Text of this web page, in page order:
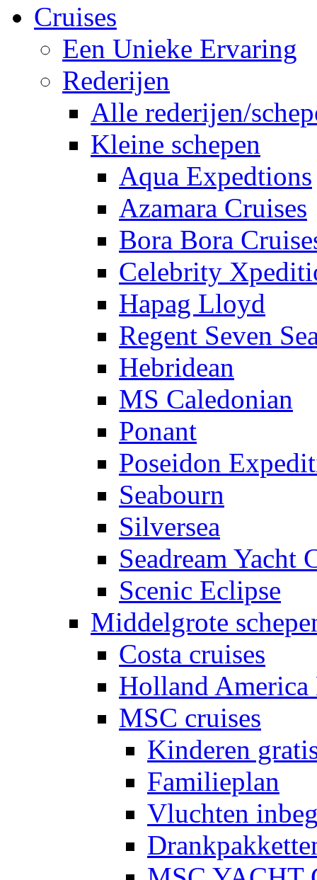
Cruises
Een Unieke Ervaring
Rederijen
Alle rederijen/
Kleine schepen
Aqua Expedtions
Azamara Cruises
Bora Bora
Celebrity
Hapag Lloyd
Regent Seven
Hebridean
MS Caledonian
Ponant
Poseidon
Seabourn
Silversea
Seadream Yacht
Scenic Eclipse
Middelgrote
Costa cruises
Holland America
MSC cruises
Kinderen
Familieplan
Vluchten